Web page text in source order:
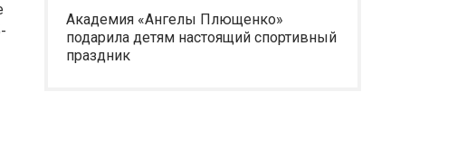
Академия «Ангелы Плющенко»
подарила детям настоящий спортивный
праздник